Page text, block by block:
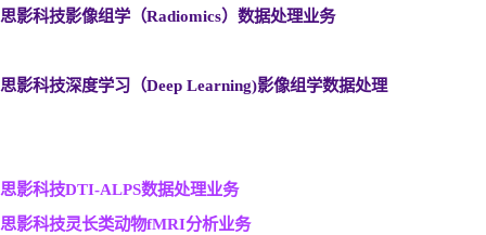
思影科技影像组学（Radiomics）数据处理业务
思影科技深度学习（Deep Learning)影像组学数据处理
思影科技DTI-ALPS数据处理业务
思影科技灵长类动物fMRI分析业务